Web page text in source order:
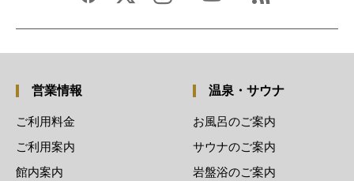
営業情報
ご利用料金
ご利用案内
館内案内
温泉・サウナ
お風呂のご案内
サウナのご案内
岩盤浴のご案内